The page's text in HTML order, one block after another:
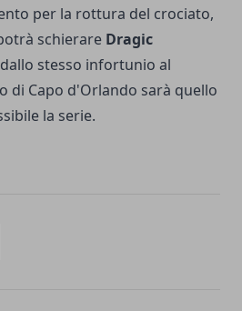
per la rottura del crociato,
schierare Dragic
stesso infortunio al
di Capo d'Orlando sarà quello
la serie.